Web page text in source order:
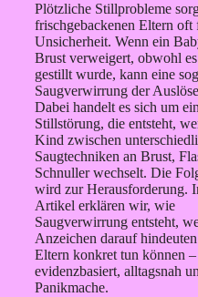
Plötzliche Stillprobleme
frischgebackenen Eltern oft
Unsicherheit. Wenn ein
Brust verweigert, obwohl
gestillt wurde, kann eine
Saugverwirrung der
Dabei handelt es sich um
Stillstörung, die entsteht,
Kind zwischen
Saugtechniken an Brust,
Schnuller wechselt. Die
wird zur Herausforderung.
Artikel erklären wir, wie
Saugverwirrung entsteht,
Anzeichen darauf
Eltern konkret tun können –
evidenzbasiert, alltagsnah
Panikmache.